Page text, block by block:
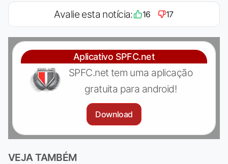
Avalie esta notícia: 16 17
Aplicativo SPFC.net
SPFC.net tem uma aplicação
gratuita para android!
Download
VEJA TAMBÉM